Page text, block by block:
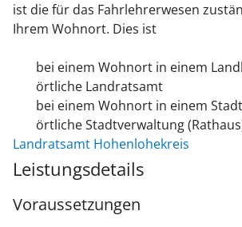
ist die für das Fahrlehrerwesen
Ihrem Wohnort. Dies ist
bei einem Wohnort in einem
örtliche Landratsamt
bei einem Wohnort in einem
örtliche Stadtverwaltung
Landratsamt Hohenlohekreis
Leistungsdetails
Voraussetzungen